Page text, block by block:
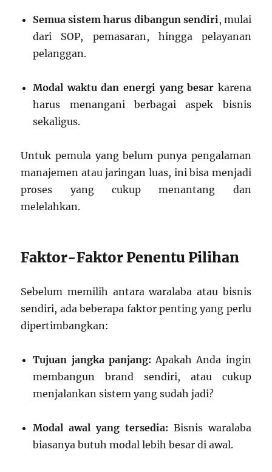
Semua sistem harus dibangun sendiri, mulai
dari SOP, pemasaran, hingga pelayanan
pelanggan.
Modal waktu dan energi yang besar karena
harus menangani berbagai aspek bisnis
sekaligus.
Untuk pemula yang belum punya pengalaman
manajemen atau jaringan luas, ini bisa menjadi
proses yang cukup menantang dan
melelahkan.
Faktor-Faktor Penentu Pilihan
Sebelum memilih antara waralaba atau bisnis
sendiri, ada beberapa faktor penting yang perlu
dipertimbangkan:
Tujuan jangka panjang: Apakah Anda ingin
membangun brand sendiri, atau cukup
menjalankan sistem yang sudah jadi?
Modal awal yang tersedia: Bisnis waralaba
biasanya butuh modal lebih besar di awal.